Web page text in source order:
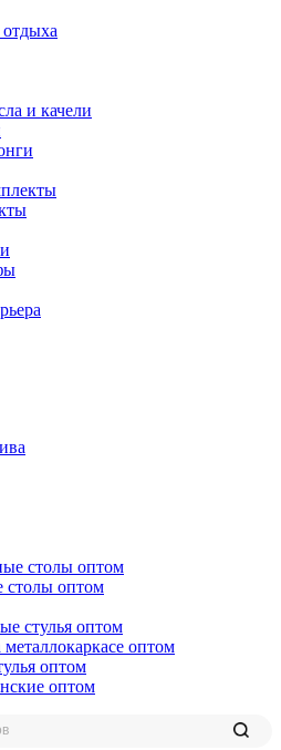
и качели
столы оптом
столы оптом
стулья оптом
металлокаркасе оптом
оптом
оптом